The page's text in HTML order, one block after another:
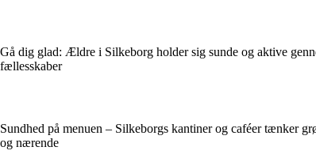
Gå dig glad: Ældre i Silkeborg holder sig sunde og aktive
fællesskaber
Sundhed på menuen – Silkeborgs kantiner og caféer tænker
og nærende